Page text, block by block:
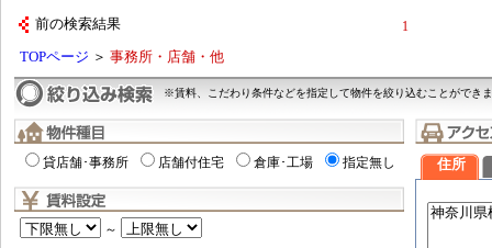
前の検索結果 1
TOPページ ＞ 事務所・店舗・他
※賃料、こだわり条件などを指定して物件を絞り込むことができ
貸店舗･事務所 店舗付住宅 倉庫･工場 指定無し
～
住所